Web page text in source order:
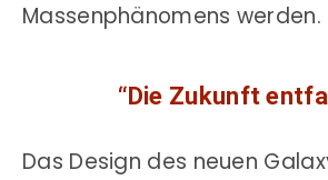
Massenphänomens werden.
“Die Zukunft
Das Design des neuen